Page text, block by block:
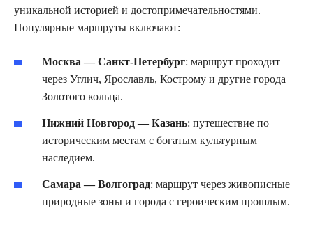
уникальной историей и достопримечательностями.
Популярные маршруты включают:
Москва — Санкт-Петербург: маршрут проходит
через Углич, Ярославль, Кострому и другие города
Золотого кольца.
Нижний Новгород — Казань: путешествие по
историческим местам с богатым культурным
наследием.
Самара — Волгоград: маршрут через живописные
природные зоны и города с героическим прошлым.